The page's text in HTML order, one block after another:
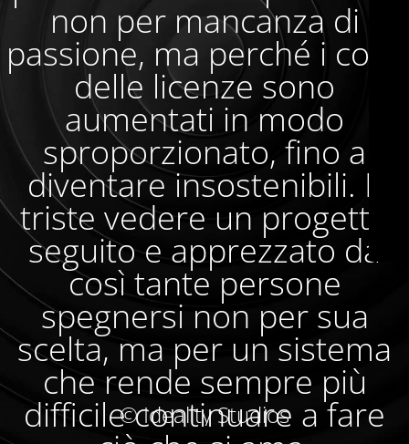
non per mancanza di
passione, ma perché i costi
delle licenze sono
aumentati in modo
sproporzionato, fino a
diventare insostenibili. È
triste vedere un progetto
seguito e apprezzato da
così tante persone
spegnersi non per sua
scelta, ma per un sistema
che rende sempre più
difficile continuare a fare
© Ideality Studios